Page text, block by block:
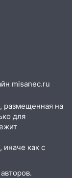
misanec.ru
размещенная на
для
как с